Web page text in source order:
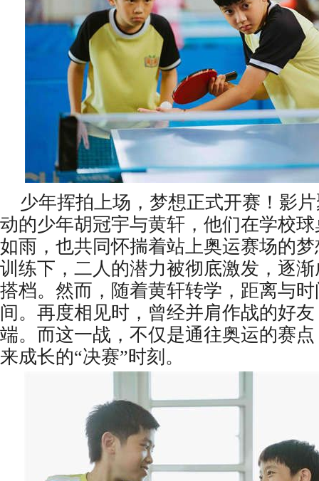
少年挥拍上场，梦想正式开赛！影
动的少年胡冠宇与黄轩，他们在学校
如雨，也共同怀揣着站上奥运赛场的
训练下，二人的潜力被彻底激发，逐
搭档。然而，随着黄轩转学，距离与
间。再度相见时，曾经并肩作战的好
端。而这一战，不仅是通往奥运的赛
来成长的“决赛”时刻。